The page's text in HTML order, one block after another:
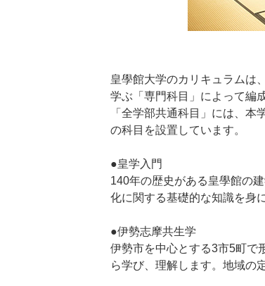
皇學館大学のカリキュラムは
学ぶ「専門科目」によって編
「全学部共通科目」には、
の科目を設置しています。
●皇学入門
140年の歴史がある皇學館の
化に関する基礎的な知識を身
●伊勢志摩共生学
伊勢市を中心とする3市5町で
ら学び、理解します。地域の